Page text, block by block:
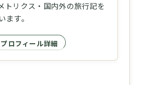
トリクス・国内外の旅行記を
ます。
プロフィール詳細